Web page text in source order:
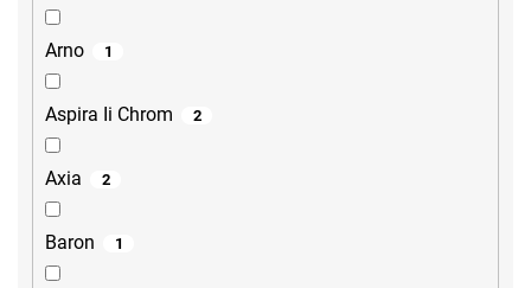
Arno 1
Aspira Ii Chrom 2
Axia 2
Baron 1